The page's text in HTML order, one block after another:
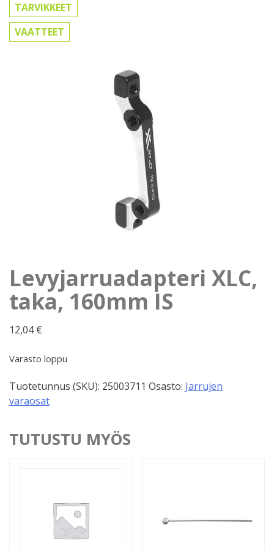
TARVIKKEET
VAATTEET
Levyjarruadapteri XLC,
taka, 160mm IS
12,04€
Varasto loppu
Tuotetunnus (SKU): 25003711 Osasto: Jarrujen
varaosat
TUTUSTU MYÖS